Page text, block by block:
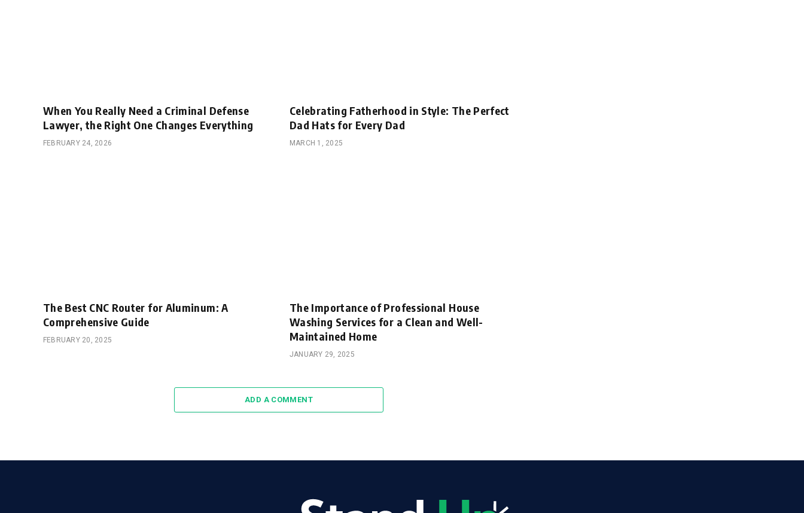
When You Really Need a Criminal Defense
Lawyer, the Right One Changes Everything
FEBRUARY 24, 2026
Celebrating Fatherhood in Style: The Perfect
Dad Hats for Every Dad
MARCH 1, 2025
The Best CNC Router for Aluminum: A
Comprehensive Guide
FEBRUARY 20, 2025
The Importance of Professional House
Washing Services for a Clean and Well-
Maintained Home
JANUARY 29, 2025
ADD A COMMENT